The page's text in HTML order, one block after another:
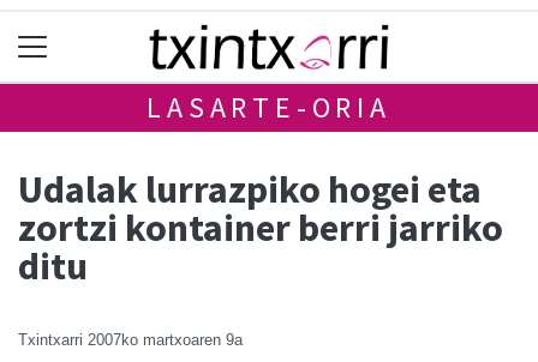
LASARTE-ORIA
Udalak lurrazpiko hogei eta
zortzi kontainer berri jarriko
ditu
Txintxarri 2007ko martxoaren 9a